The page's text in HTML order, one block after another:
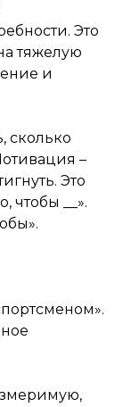
Это
тяжелую
и
сколько
–
Это
чтобы __».